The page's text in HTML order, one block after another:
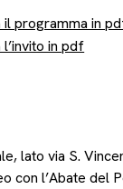
il programma in
l’invito in pdf
lato via S.
con l’Abate del